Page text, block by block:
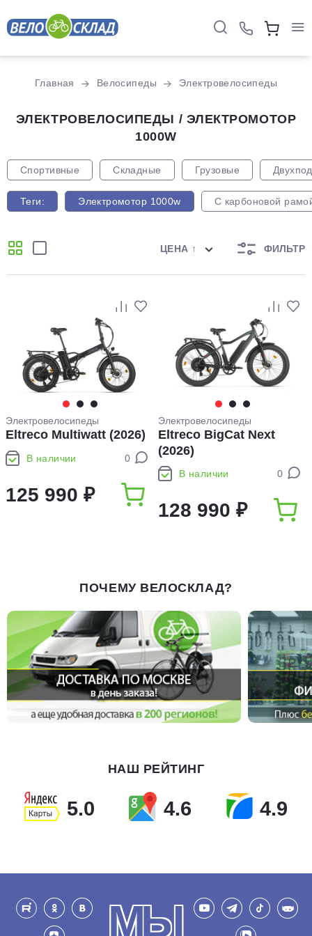
Главная Велосипеды Электровелосипеды
ЭЛЕКТРОВЕЛОСИПЕДЫ / ЭЛЕКТРОМОТОР
1000W
Спортивные Складные Грузовые
Теги: Электромотор 1000w С карбоновой
ЦЕНА ↑ ФИЛЬТР
Электровелосипеды
Eltreco Multiwatt (2026)
В наличии 0
125 990 ₽
Электровелосипеды
Eltreco BigCat Next
(2026)
В наличии 0
128 990 ₽
ПОЧЕМУ ВЕЛОСКЛАД?
НАШ РЕЙТИНГ
5.0 4.6 4.9
МЫ